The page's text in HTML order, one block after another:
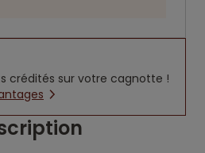
crédités sur votre cagnotte !